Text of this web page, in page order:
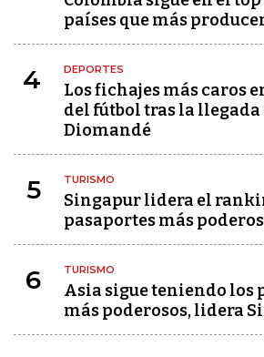
países que más
4 DEPORTES
Los fichajes más caros
del fútbol tras la llegada
Diomandé
5 TURISMO
Singapur lidera el
pasaportes más
6 TURISMO
Asia sigue teniendo los
más poderosos, lidera